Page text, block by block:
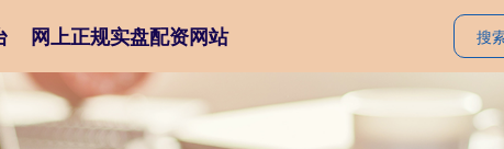
网上正规实盘配资网站